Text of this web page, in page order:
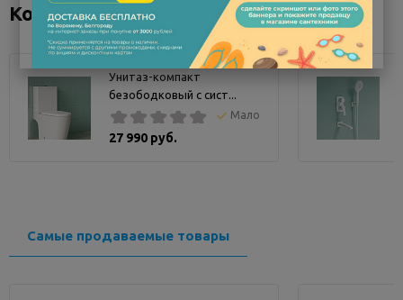
интерьера ванной и при этом практичным и удобным.
Это идеальное решение для небольшой узкой столешницы:
умывальник компактный по ширине, но глубокий и
вместительный. Высокие бортики защищают от брызг.
Смеситель для накладного умывальника Ray необходимо
подбирать с учетом высоты чаши.
• Супер-эргономичная форма: высокий борт и длинная
белизну цвета в течение всего срока службы, она не
задерживает загрязнения и неприятные запахи.
Коллекция "Ray"
Унитаз-компакт
безободковый с сист...
Мало
27 990 руб.
Самые продаваемые товары